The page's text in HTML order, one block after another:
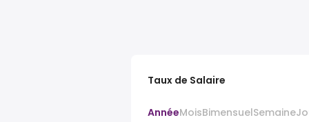
Taux de Salaire
AnnéeMoisBimensuelSemaine